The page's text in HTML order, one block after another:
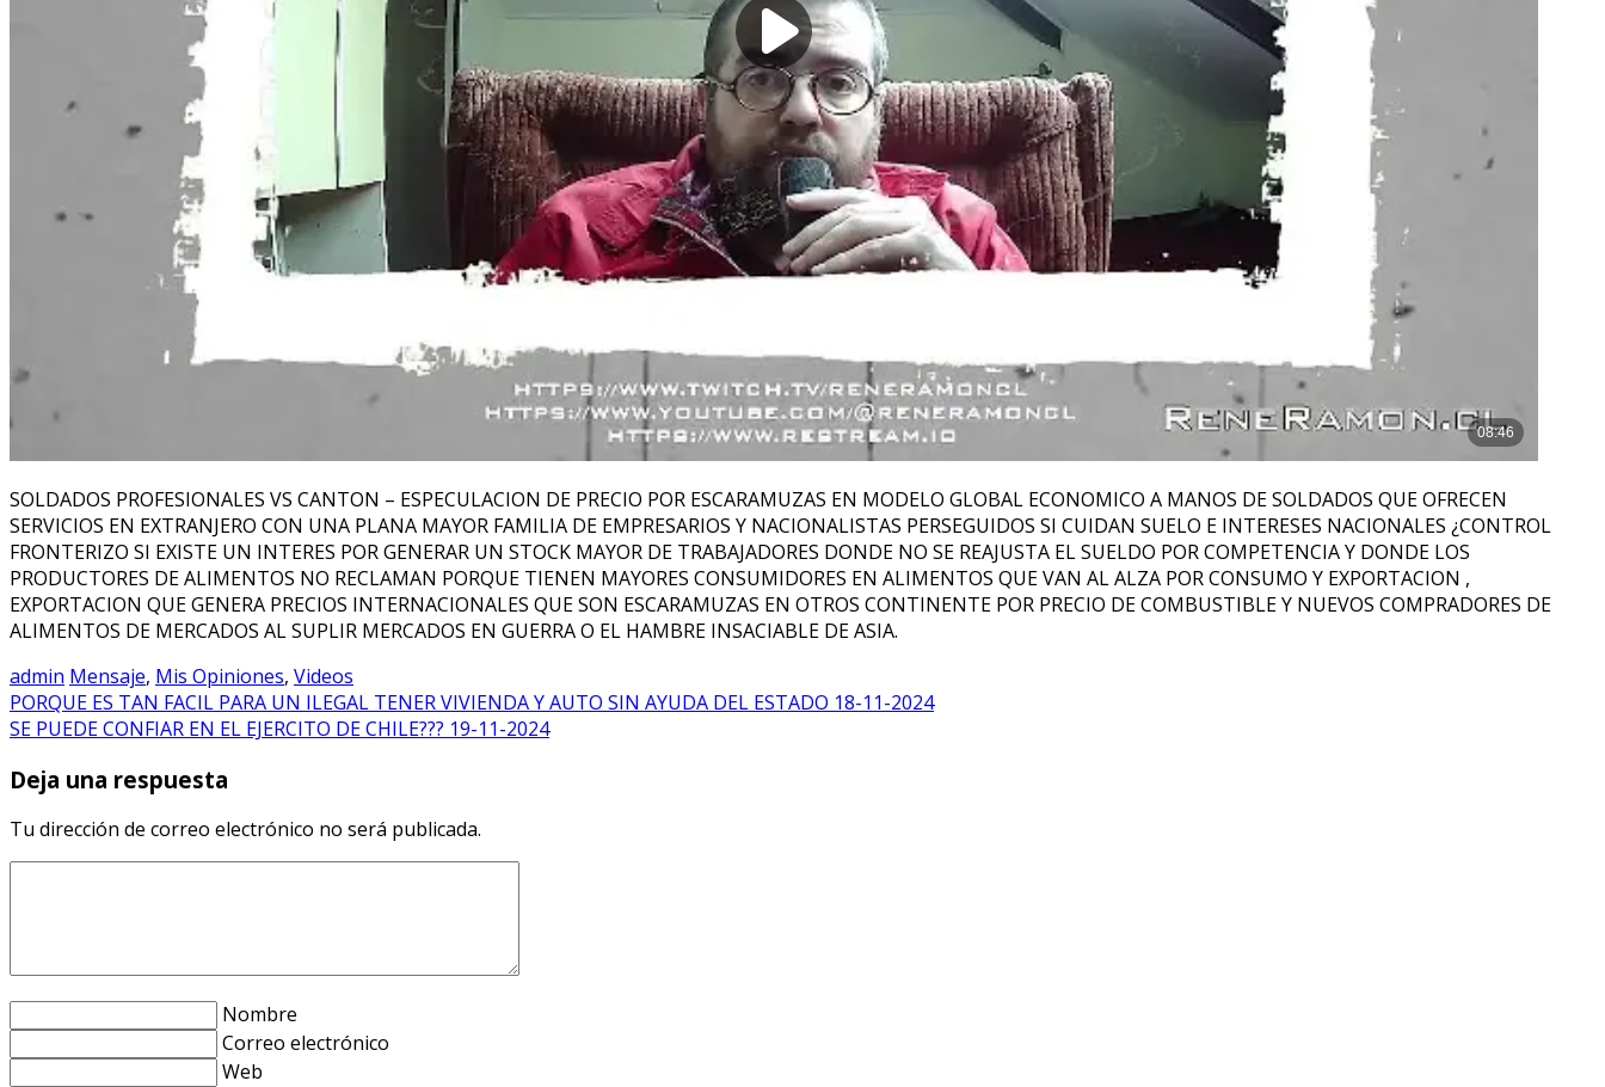
SOLDADOS PROFESIONALES VS CANTON – ESPECULACION DE PRECIO POR ESCARAMUZAS EN MODELO GLOBAL ECONOMICO A MANOS DE SOLDADOS QUE OFRECEN
SERVICIOS EN EXTRANJERO CON UNA PLANA MAYOR FAMILIA DE EMPRESARIOS Y NACIONALISTAS PERSEGUIDOS SI CUIDAN SUELO E INTERESES NACIONALES ¿CONTROL
FRONTERIZO SI EXISTE UN INTERES POR GENERAR UN STOCK MAYOR DE TRABAJADORES DONDE NO SE REAJUSTA EL SUELDO POR COMPETENCIA Y DONDE LOS
PRODUCTORES DE ALIMENTOS NO RECLAMAN PORQUE TIENEN MAYORES CONSUMIDORES EN ALIMENTOS QUE VAN AL ALZA POR CONSUMO Y EXPORTACION ,
EXPORTACION QUE GENERA PRECIOS INTERNACIONALES QUE SON ESCARAMUZAS EN OTROS CONTINENTE POR PRECIO DE COMBUSTIBLE Y NUEVOS COMPRADORES DE
ALIMENTOS DE MERCADOS AL SUPLIR MERCADOS EN GUERRA O EL HAMBRE INSACIABLE DE ASIA.
admin Mensaje, Mis Opiniones, Videos
PORQUE ES TAN FACIL PARA UN ILEGAL TENER VIVIENDA Y AUTO SIN AYUDA DEL ESTADO 18-11-2024
SE PUEDE CONFIAR EN EL EJERCITO DE CHILE??? 19-11-2024
Deja una respuesta
Tu dirección de correo electrónico no será publicada.
Nombre
Correo electrónico
Web